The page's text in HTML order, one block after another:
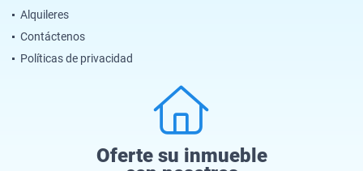
Alquileres
Contáctenos
Políticas de privacidad
Oferte su inmueble